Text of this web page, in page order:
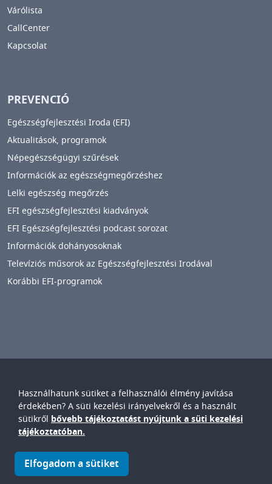
Használhatunk sütiket a felhasználói élmény javítása
érdekében? A süti kezelési irányelvekről és a használt
sütikről bővebb tájékoztatást nyújtunk a süti kezelési
tájékoztatóban.
Elfogadom a sütiket
IMAGE
IMAGE
Várólista
CallCenter
Kapcsolat
PREVENCIÓ
Egészségfejlesztési Iroda (EFI)
Aktualitások, programok
Népegészségügyi szűrések
Információk az egészségmegőrzéshez
Lelki egészség megőrzés
EFI egészségfejlesztési kiadványok
EFI Egészségfejlesztési podcast sorozat
Információk dohányosoknak
Televíziós műsorok az Egészségfejlesztési Irodával
Korábbi EFI-programok
Győr-Moson-Sopron Vármegyei
Petz Aladár
Egyetemi Oktató Kórház
© Győr-Moson-Sopron Vármegyei Petz Aladár Egyetemi Oktató
Kórház • 9024. Győr, Vasvári P. u. 2-4.